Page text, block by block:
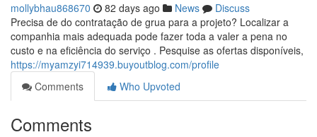
mollybhau868670 82 days ago News
Discuss
Precisa de do contratação de grua para a projeto? Localizar a
companhia mais adequada pode fazer toda a valer a pena no
custo e na eficiência do serviço . Pesquise as ofertas disponíveis,
https://myamzyi714939.buyoutblog.com/profile
Comments
Who Upvoted
Comments